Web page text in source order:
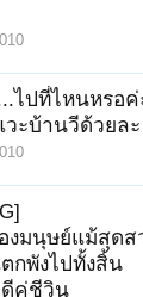
ไปที่ไหนหรอค่
ะบ้านวีด้วยละ
งมนุษย์แม้สุดส
กพังไปทั้งสิ้น
ดีคู่ชีวิน